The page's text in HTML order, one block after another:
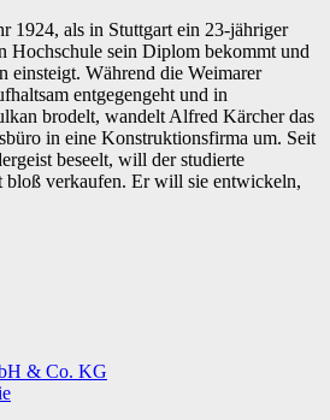
1924, als in Stuttgart ein 23-jähriger
Hochschule sein Diplom bekommt und
einsteigt. Während die Weimarer
entgegengeht und in
brodelt, wandelt Alfred Kärcher das
in eine Konstruktionsfirma um. Seit
beseelt, will der studierte
bloß verkaufen. Er will sie entwickeln,
& Co. KG